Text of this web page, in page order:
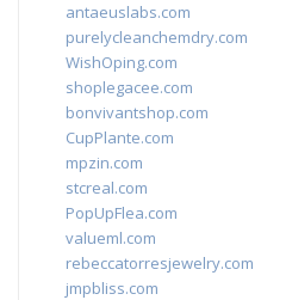
antaeuslabs.com
purelycleanchemdry.com
WishOping.com
shoplegacee.com
bonvivantshop.com
CupPlante.com
mpzin.com
stcreal.com
PopUpFlea.com
valueml.com
rebeccatorresjewelry.com
jmpbliss.com